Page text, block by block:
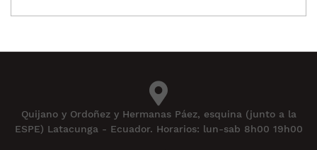
Quijano y Ordoñez y Hermanas Páez, esquina (junto a la
ESPE) Latacunga - Ecuador. Horarios: lun-sab 8h00 19h00